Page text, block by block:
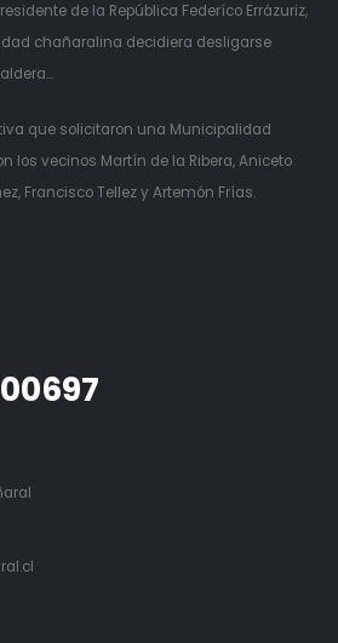
de la República Federíco Errázuriz,
chañaralina decidiera desligarse
que solicitaron una Municipalidad
los vecinos Martín de la Ribera, Aniceto
Francisco Tellez y Artemón Frías.